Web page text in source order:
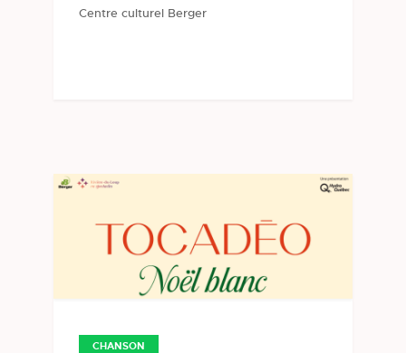
Centre culturel Berger
CHANSON